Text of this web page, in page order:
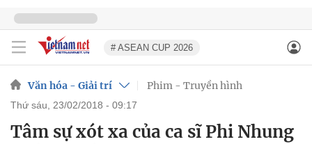
# ASEAN CUP 2026
Văn hóa - Giải trí Phim - Truyền hình
thứ sáu, 23/02/2018 - 09:17
Tâm sự xót xa của ca sĩ Phi Nhung